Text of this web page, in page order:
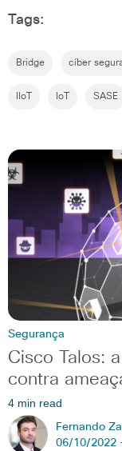
Tags:
Bridge cíber
IIoT IoT SASE
Segurança
Cisco Talos:
contra
4 min read
Fernando
06/10/2022